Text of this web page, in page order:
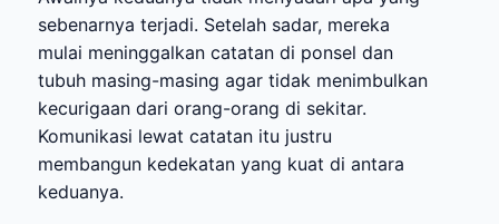
sebenarnya terjadi. Setelah sadar, mereka
mulai meninggalkan catatan di ponsel dan
tubuh masing-masing agar tidak menimbulkan
kecurigaan dari orang-orang di sekitar.
Komunikasi lewat catatan itu justru
membangun kedekatan yang kuat di antara
keduanya.